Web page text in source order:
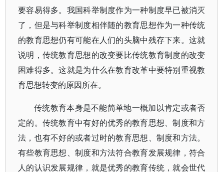
要容易得多。我国科举制度作为一种制度早已被消灭
了，但是与科举制度相伴随的教育思想作为一种传统
的教育思想仍有可能在人们的头脑中残存下来。这就
说明，传统教育思想的改变要比传统教育制度的改变
困难得多。这就是为什么在教育改革中要特别重视教
育思想转变的原因所在。
传统教育本身是不能简单地一概加以肯定或者否
定的。传统教育中有好的优秀的教育思想、制度和方
法，也有不好的或者过时的教育思想、制度和方法。
有些教育思想、制度和方法符合教育发展规律，符合
人的认识发展规律，就是优秀的教育传统，就会世代